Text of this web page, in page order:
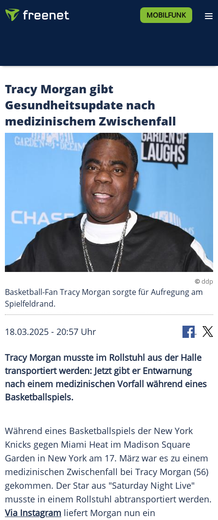
MOBILFUNK
Tracy Morgan gibt
Gesundheitsupdate nach
medizinischem Zwischenfall
©ddp
Basketball-Fan Tracy Morgan sorgte für Aufregung am
Spielfeldrand.
18.03.2025 - 20:57 Uhr
Tracy Morgan musste im Rollstuhl aus der Halle
transportiert werden: Jetzt gibt er Entwarnung
nach einem medizinischen Vorfall während eines
Basketballspiels.
Während eines Basketballspiels der New York
Knicks gegen Miami Heat im Madison Square
Garden in New York am 17. März war es zu einem
medizinischen Zwischenfall bei Tracy Morgan (56)
gekommen. Der Star aus "Saturday Night Live"
musste in einem Rollstuhl abtransportiert werden.
Via Instagram liefert Morgan nun ein